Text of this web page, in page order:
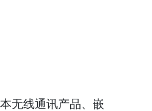
无线通讯产品、嵌